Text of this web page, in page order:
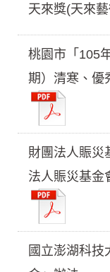
天來獎(天來
桃園市「105
期）清寒、優
財團法人賑災
法人賑災基金
國立澎湖科技